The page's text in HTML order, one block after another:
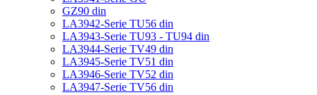
GZ90 din
LA3942-Serie TU56 din
LA3943-Serie TU93 - TU94 din
LA3944-Serie TV49 din
LA3945-Serie TV51 din
LA3946-Serie TV52 din
LA3947-Serie TV56 din